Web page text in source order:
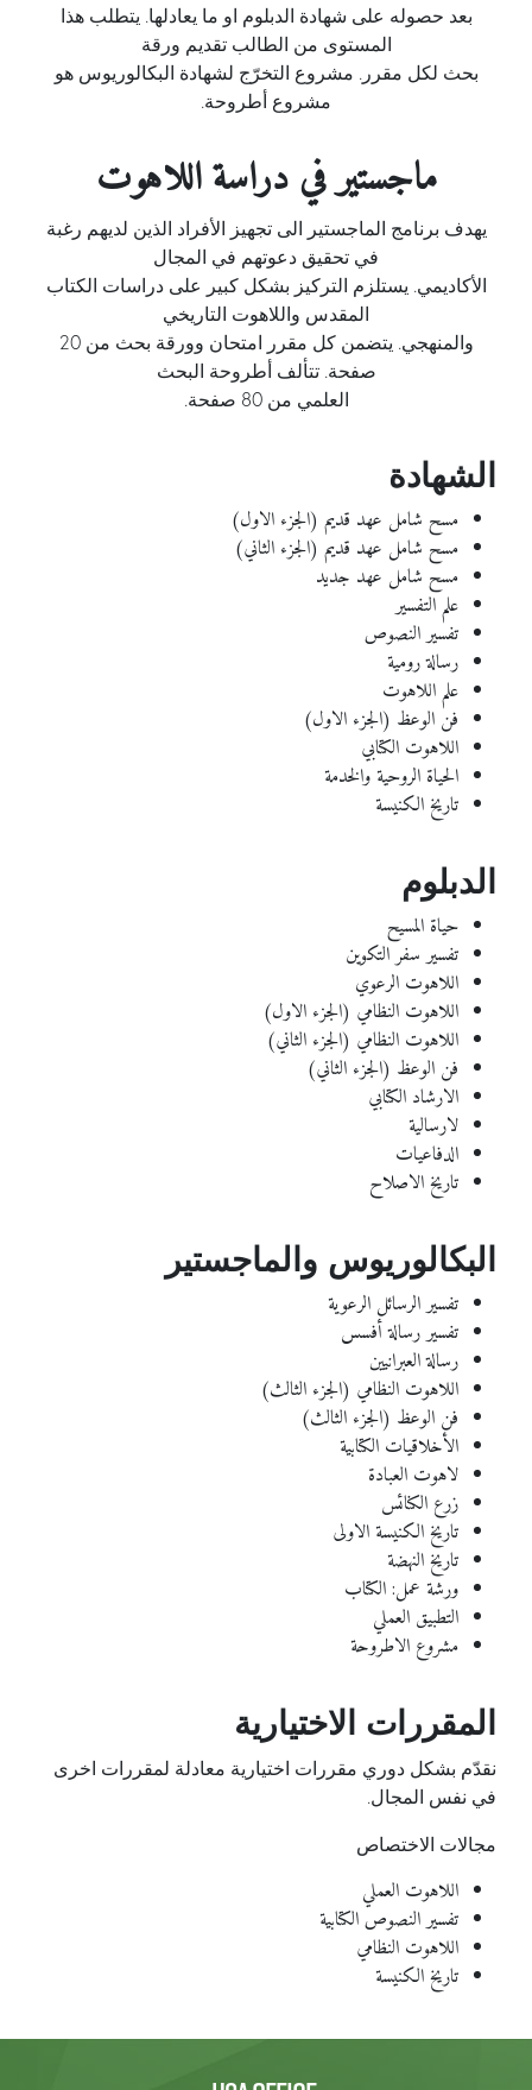
بعد حصوله على شهادة الدبلوم او ما يعادلها. يتطلب هذا
المستوى من الطالب تقديم ورقة
بحث لكل مقرر. مشروع التخرّج لشهادة البكالوريوس هو
مشروع أطروحة.
ماجستير في دراسة اللاهوت
يهدف برنامج الماجستير الى تجهيز الأفراد الذين لديهم رغبة
في تحقيق دعوتهم في المجال
الأكاديمي. يستلزم التركيز بشكل كبير على دراسات الكتاب
المقدس واللاهوت التاريخي
والمنهجي. يتضمن كل مقرر امتحان وورقة بحث من 20
صفحة. تتألف أطروحة البحث
العلمي من 80 صفحة.
الشهادة
مسح شامل عهد قديم (الجزء الاول)
مسح شامل عهد قديم (الجزء الثاني)
مسح شامل عهد جديد
علم التفسير
تفسير النصوص
رسالة رومية
علم اللاهوت
فن الوعظ (الجزء الاول)
اللاهوت الكتابي
الحياة الروحية والخدمة
تاريخ الكنيسة
الدبلوم
حياة المسيح
تفسير سفر التكوين
اللاهوت الرعوي
اللاهوت النظامي (الجزء الاول)
اللاهوت النظامي (الجزء الثاني)
فن الوعظ (الجزء الثاني)
الارشاد الكتابي
لارسالية
الدفاعيات
تاريخ الاصلاح
البكالوريوس والماجستير
تفسير الرسائل الرعوية
تفسير رسالة أفسس
رسالة العبرانيين
اللاهوت النظامي (الجزء الثالث)
فن الوعظ (الجزء الثالث)
الأخلاقيات الكتابية
لاهوت العبادة
زرع الكنائس
تاريخ الكنيسة الاولى
تاريخ النهضة
ورشة عمل: الكتاب
التطبيق العملي
مشروع الاطروحة
المقررات الاختيارية
نقدّم بشكل دوري مقررات اختيارية معادلة لمقررات اخرى
في نفس المجال.
مجالات الاختصاص
اللاهوت العملي
تفسير النصوص الكتابية
اللاهوت النظامي
تاريخ الكنيسة